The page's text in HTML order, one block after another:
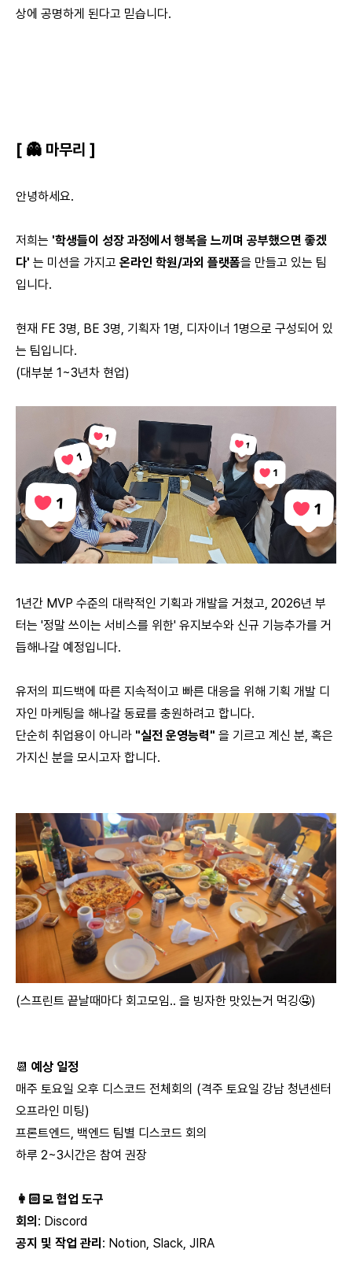
상에 공명하게 된다고 믿습니다.
[ 👻 마무리 ]
안녕하세요.
저희는 '학생들이 성장 과정에서 행복을 느끼며 공부했으면 좋겠
다' 는 미션을 가지고 온라인 학원/과외 플랫폼을 만들고 있는 팀
입니다.
현재 FE 3명, BE 3명, 기획자 1명, 디자이너 1명으로 구성되어 있
는 팀입니다.
(대부분 1~3년차 현업)
1년간 MVP 수준의 대략적인 기획과 개발을 거쳤고, 2026년 부
터는 '정말 쓰이는 서비스를 위한' 유지보수와 신규 기능추가를 거
듭해나갈 예정입니다.
유저의 피드백에 따른 지속적이고 빠른 대응을 위해 기획 개발 디
자인 마케팅을 해나갈 동료를 충원하려고 합니다.
단순히 취업용이 아니라 "실전 운영능력" 을 기르고 계신 분, 혹은
가지신 분을 모시고자 합니다.
(스프린트 끝날때마다 회고모임.. 을 빙자한 맛있는거 먹깅🤤)
📆 예상 일정
매주 토요일 오후 디스코드 전체회의 (격주 토요일 강남 청년센터
오프라인 미팅)
프론트엔드, 백엔드 팀별 디스코드 회의
하루 2~3시간은 참여 권장
👩🏻‍💻 협업 도구
회의 : Discord
공지 및 작업 관리 : Notion, Slack, JIRA